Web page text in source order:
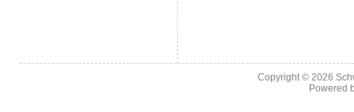
Copyright © 2026
Powered